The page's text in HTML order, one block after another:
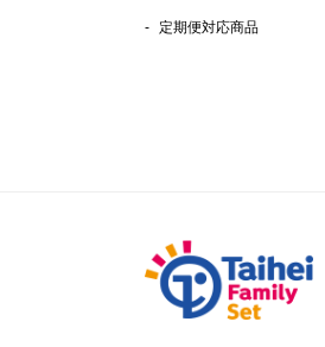
定期便対応商品